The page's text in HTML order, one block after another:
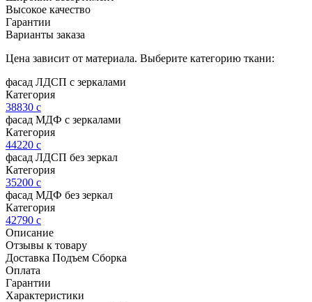
Высокое качество
Гарантии
Варианты заказа
Цена зависит от материала. Выберите категорию ткани:
фасад ЛДСП с зеркалами
Категория
38830 c
фасад МДФ с зеркалами
Категория
44220 c
фасад ЛДСП без зеркал
Категория
35200 c
фасад МДФ без зеркал
Категория
42790 c
Описание
Отзывы к товару
Доставка Подъем Сборка
Оплата
Гарантии
Характеристики